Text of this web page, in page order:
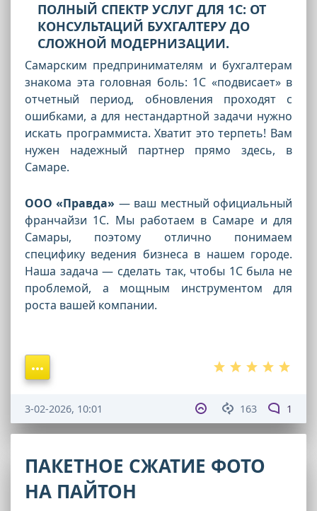
ПОЛНЫЙ СПЕКТР УСЛУГ ДЛЯ 1С: ОТ
КОНСУЛЬТАЦИЙ БУХГАЛТЕРУ ДО
СЛОЖНОЙ МОДЕРНИЗАЦИИ.
Самарским предпринимателям и бухгалтерам
знакома эта головная боль: 1С «подвисает» в
отчетный период, обновления проходят с
ошибками, а для нестандартной задачи нужно
искать программиста. Хватит это терпеть! Вам
нужен надежный партнер прямо здесь, в
Самаре.
ООО «Правда» — ваш местный официальный
франчайзи 1С. Мы работаем в Самаре и для
Самары, поэтому отлично понимаем
специфику ведения бизнеса в нашем городе.
Наша задача — сделать так, чтобы 1С была не
проблемой, а мощным инструментом для
роста вашей компании.
163 1
3-02-2026, 10:01
ПАКЕТНОЕ СЖАТИЕ ФОТО
НА ПАЙТОН